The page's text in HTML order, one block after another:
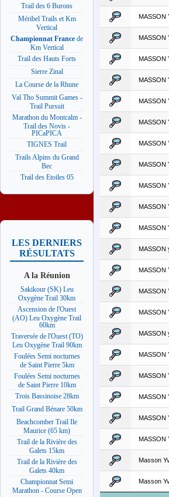
Trail des 6 Burons
Méribel Trails et Km
Vertical
Championnat France de
Km Vertical
Trail des Hauts Forts
Sierre Zinal
La Course de la Rhune
Val Tho Summit Games -
Trail Pursuit
Marathon du Montcalm -
Trail des Novis -
PICaPICA
TIGNES Trail
Trails Alpins du Grand
Bec
Trail des Etoiles 05
LES DERNIERS
RÉSULTATS
A la Réunion
Sakikour (SK) Leu
Oxygène Trail 30km
Ascension de l'Ouest
(AO) Leu Oxygène Trail
60km
Traversée de l'Ouest (TO)
Leu Oxygène Trail 90km
Foulées Semi nocturnes
de Saint Pierre 5km
Foulées Semi nocturnes
de Saint Pierre 10km
Trois Bassinoise 28km
Trail Grand Bénare 50km
Beachcomber Trail Ile
Maurice (65 km)
Trail de la Rivière des
Galets 15km
Trail de la Rivière des
Galets 40km
Championnat Semi
Marathon - Course Open
MASSON
MASSON
MASSON
MASSON
MASSON
MASSON
MASSON
MASSON
MASSON
MASSON
MASSON
MASSON
MASSON
MASSON
MASSON
MASSON
MASSON
MASSON
MASSON
MASSON
MASSON
Masson
Masson